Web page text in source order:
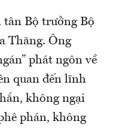
tân Bộ trưởng Bộ
Thăng. Ông
phát ngôn về
quan đến lĩnh
không ngại
phán, không